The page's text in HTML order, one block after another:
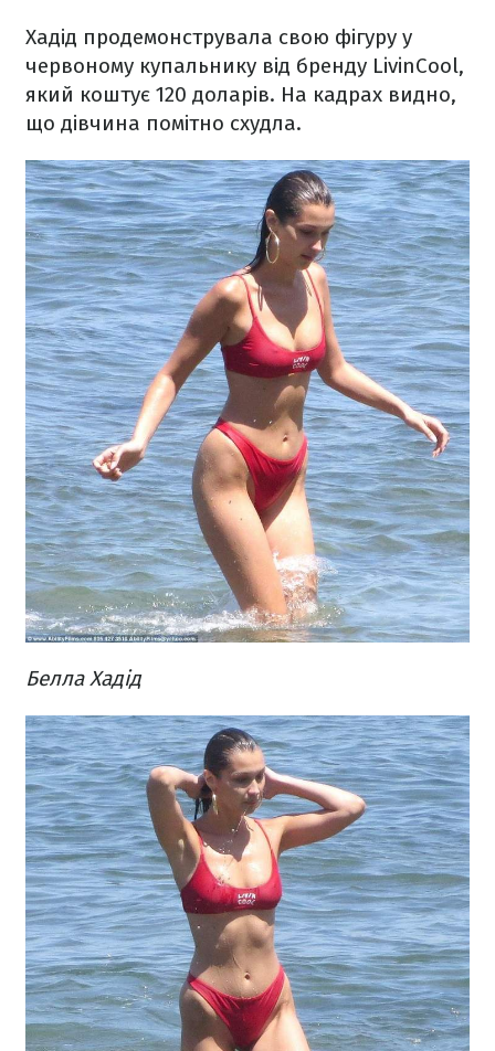
Хадід продемонструвала свою фігуру у
червоному купальнику від бренду LivinCool,
який коштує 120 доларів. На кадрах видно,
що дівчина помітно схудла.
Белла Хадід